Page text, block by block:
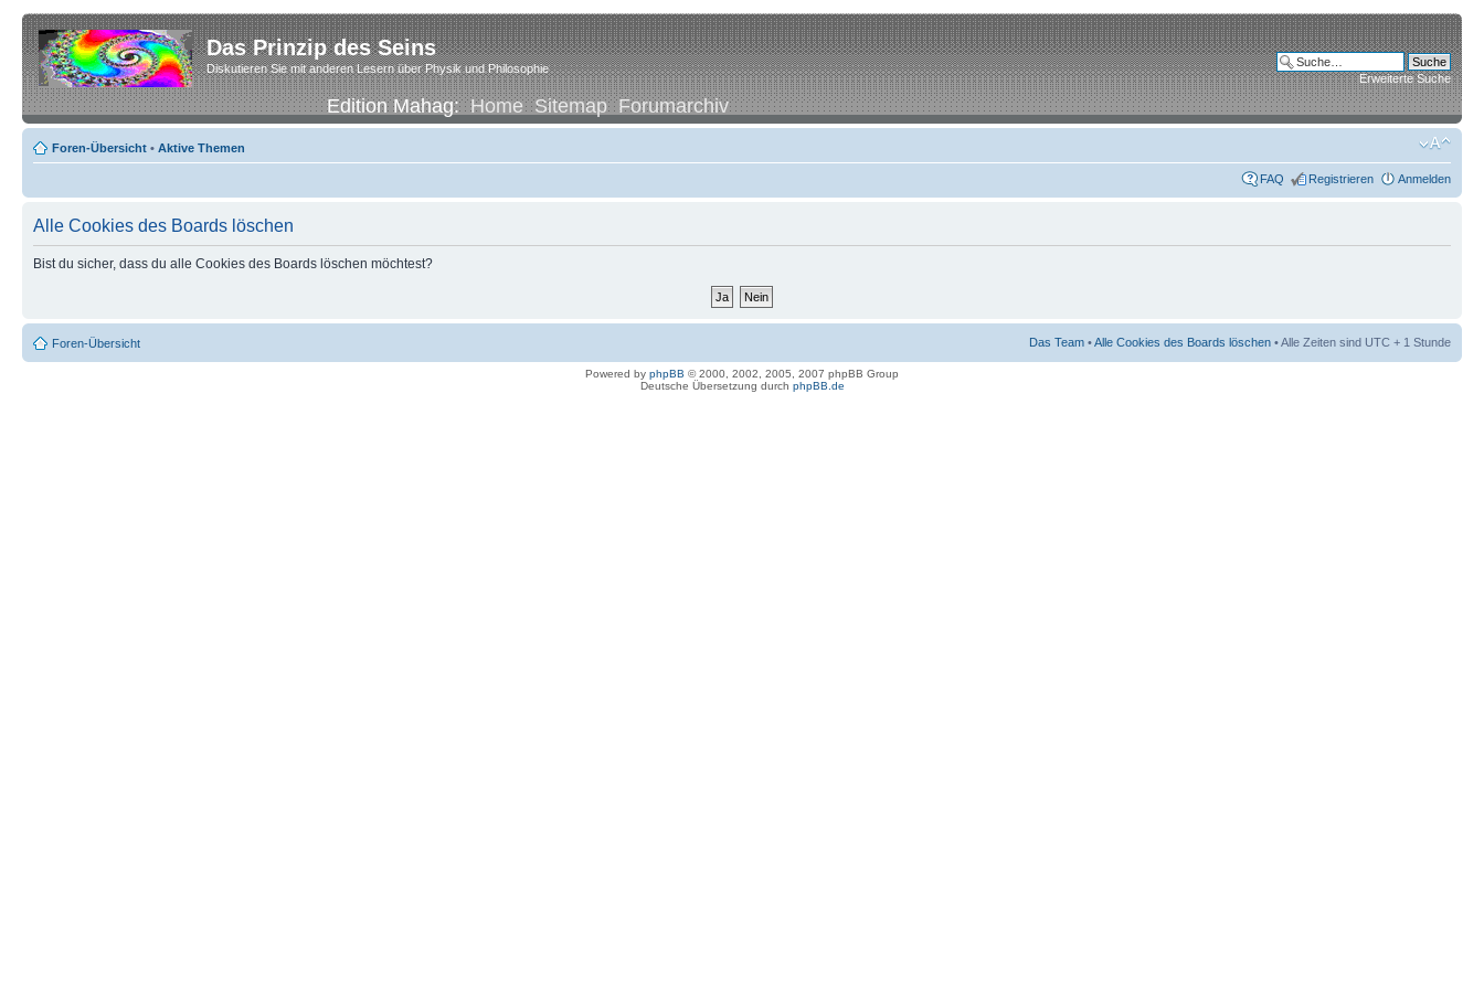
Das Prinzip des Seins
Diskutieren Sie mit anderen Lesern über Physik und Philosophie
Edition Mahag:Home Sitemap Forumarchiv
Erweiterte Suche
Foren-Übersicht • Aktive Themen
FAQ Registrieren Anmelden
Alle Cookies des Boards löschen
Bist du sicher, dass du alle Cookies des Boards löschen möchtest?
Foren-Übersicht Das Team •Alle Cookies des Boards löschen • Alle Zeiten sind UTC + 1 Stunde
Powered by phpBB © 2000, 2002, 2005, 2007 phpBB Group
Deutsche Übersetzung durch phpBB.de